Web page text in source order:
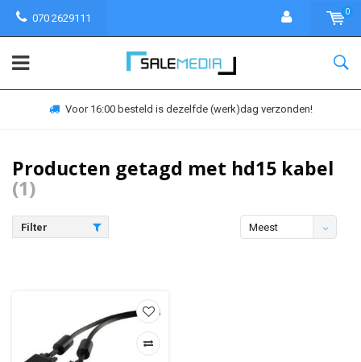
070 2629111
0
Voor 16:00 besteld is dezelfde (werk)dag verzonden!
Producten getagd met hd15 kabel
(1)
Filter
Meest